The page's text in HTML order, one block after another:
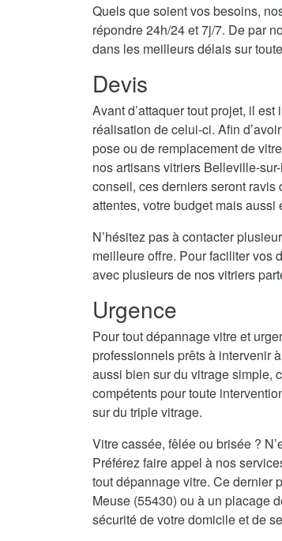
Quels que soient vos besoins,
répondre 24h/24 et 7j/7. De par
dans les meilleurs délais sur
Devis
Avant d’attaquer tout projet, il
réalisation de celui-ci. Afin
pose ou de remplacement de
nos artisans vitriers Belleville-
conseil, ces derniers seront
attentes, votre budget mais
N’hésitez pas à contacter
meilleure offre. Pour faciliter vos
avec plusieurs de nos vitriers
Urgence
Pour tout dépannage vitre et
professionnels prêts à intervenir
aussi bien sur du vitrage simple,
compétents pour toute
sur du triple vitrage.
Vitre cassée, fêlée ou brisée ?
Préférez faire appel à nos
tout dépannage vitre. Ce dernier
Meuse (55430) ou à un placage
sécurité de votre domicile et de